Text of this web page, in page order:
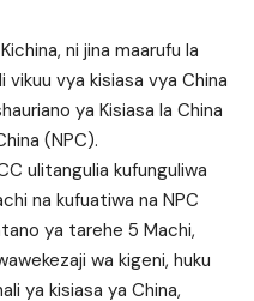
ni jina maarufu la
vya kisiasa vya China
ya Kisiasa la China
(NPC).
ulitangulia kufunguliwa
na kufuatiwa na NPC
ya tarehe 5 Machi,
wa kigeni, huku
ya kisiasa ya China,